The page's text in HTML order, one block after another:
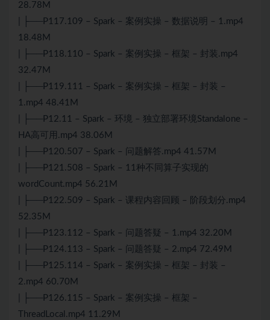
28.78M
| ├──P117.109 – Spark – 案例实操 – 数据说明 – 1.mp4
18.48M
| ├──P118.110 – Spark – 案例实操 – 框架 – 封装.mp4
32.47M
| ├──P119.111 – Spark – 案例实操 – 框架 – 封装 –
1.mp4 48.41M
| ├──P12.11 – Spark – 环境 – 独立部署环境Standalone –
HA高可用.mp4 38.06M
| ├──P120.507 – Spark – 问题解答.mp4 41.57M
| ├──P121.508 – Spark – 11种不同算子实现的
wordCount.mp4 56.21M
| ├──P122.509 – Spark – 课程内容回顾 – 阶段划分.mp4
52.35M
| ├──P123.112 – Spark – 问题答疑 – 1.mp4 32.20M
| ├──P124.113 – Spark – 问题答疑 – 2.mp4 72.49M
| ├──P125.114 – Spark – 案例实操 – 框架 – 封装 –
2.mp4 60.70M
| ├──P126.115 – Spark – 案例实操 – 框架 –
ThreadLocal.mp4 11.29M